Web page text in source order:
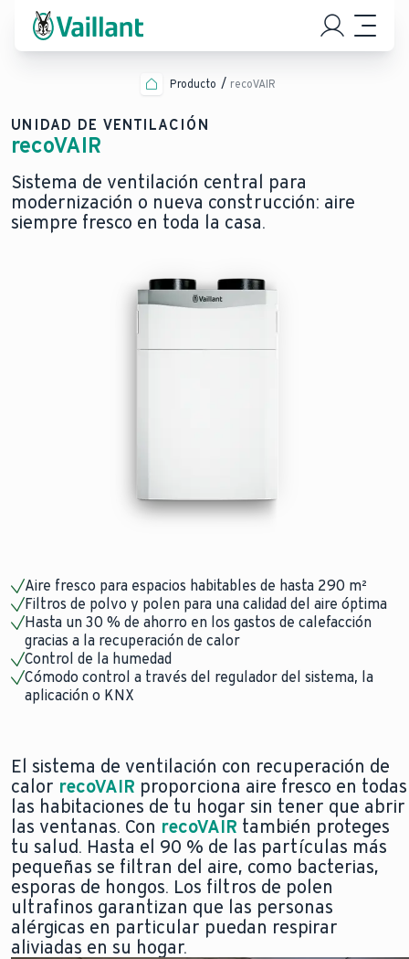
Producto recoVAIR
UNIDAD DE VENTILACIÓN
recoVAIR
Sistema de ventilación central para
modernización o nueva construcción: aire
siempre fresco en toda la casa.
Aire fresco para espacios habitables de hasta 290 m²
Filtros de polvo y polen para una calidad del aire óptima
Hasta un 30 % de ahorro en los gastos de calefacción
gracias a la recuperación de calor
Control de la humedad
Cómodo control a través del regulador del sistema, la
aplicación o KNX
El sistema de ventilación con recuperación de
calor recoVAIR proporciona aire fresco en todas
las habitaciones de tu hogar sin tener que abrir
las ventanas. Con recoVAIR también proteges
tu salud. Hasta el 90 % de las partículas más
pequeñas se filtran del aire, como bacterias,
esporas de hongos. Los filtros de polen
ultrafinos garantizan que las personas
alérgicas en particular puedan respirar
aliviadas en su hogar.